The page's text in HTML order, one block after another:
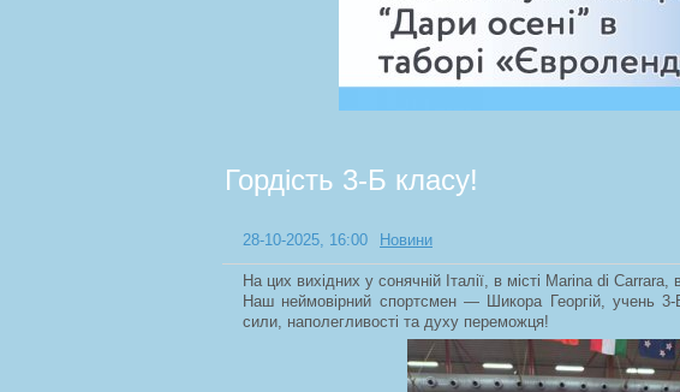
Гордість 3-Б класу!
28-10-2025, 16:00 Новини
На цих вихідних у сонячній Італії, в місті Marina di Carrara,
Наш неймовірний спортсмен — Шикора Георгій, учень
сили, наполегливості та духу переможця!